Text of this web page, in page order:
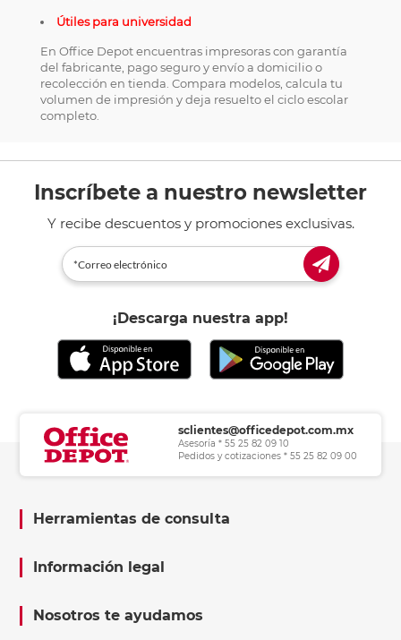
Útiles para universidad
En Office Depot encuentras impresoras con garantía
del fabricante, pago seguro y envío a domicilio o
recolección en tienda. Compara modelos, calcula tu
volumen de impresión y deja resuelto el ciclo escolar
completo.
Inscríbete a nuestro newsletter
Y recibe descuentos y promociones exclusivas.
¡Descarga nuestra app!
sclientes@officedepot.com.mx
Asesoría * 55 25 82 09 10
Pedidos y cotizaciones * 55 25 82 09 00
Herramientas de consulta
Información legal
Nosotros te ayudamos